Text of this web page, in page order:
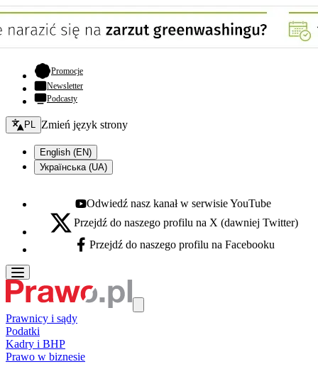
Promocje- otwiera się w nowej karcie
Newsletter
Podcasty
Zmień język - bieżący:
PL Zmień język strony
English (EN)
Українська (UA)
Youtube - otwiera się w nowej karcie
Odwiedź nasz kanał w serwisie YouTube
X - otwiera się w nowej karcie
Przejdź do naszego profilu na X (dawniej Twitter)
Facebook - otwiera się w nowej karcie
Przejdź do naszego profilu na Facebooku
Prawnicy i sądy
Podatki
Kadry i BHP
Prawo w biznesie